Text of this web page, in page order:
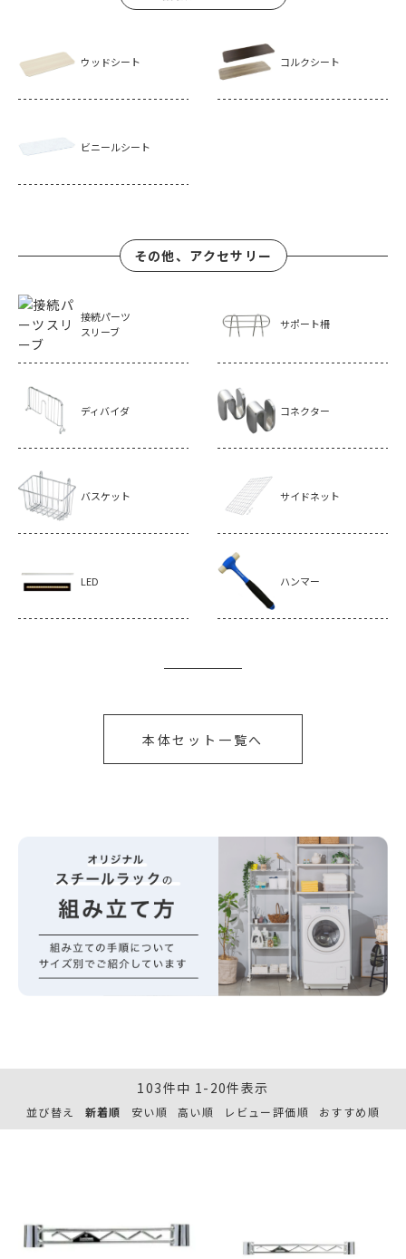
ウッドシート コルクシート
ビニールシート
その他、アクセサリー
接続パーツ
スリーブ
サポート柵
ディバイダ コネクター
バスケット サイドネット
LED ハンマー
本体セット一覧へ
並び替え 新着順 安い順 高い順 レビュー評価順 おすすめ順
103件中 1 - 20件表示